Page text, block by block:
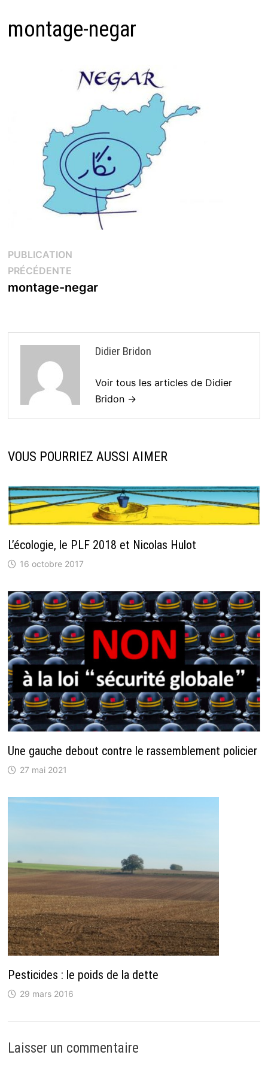
montage-negar
Navigation
de
l’article
PUBLICATION
PRÉCÉDENTEPublication
précédente :
montage-negar
Didier Bridon
Voir tous les articles de Didier
Bridon →
VOUS POURRIEZ AUSSI AIMER
L’écologie, le PLF 2018 et Nicolas Hulot
16 octobre 2017
Une gauche debout contre le rassemblement policier
27 mai 2021
Pesticides : le poids de la dette
29 mars 2016
Laisser un commentaire